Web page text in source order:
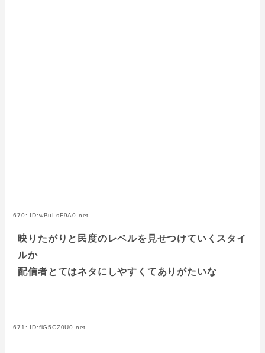
670: ID:wBuLsF9A0.net
映りたがりと民度のレベルを見せつけていくスタイ
ルか
配信者とてはネタにしやすくてありがたいな
671: ID:fiG5CZ0U0.net